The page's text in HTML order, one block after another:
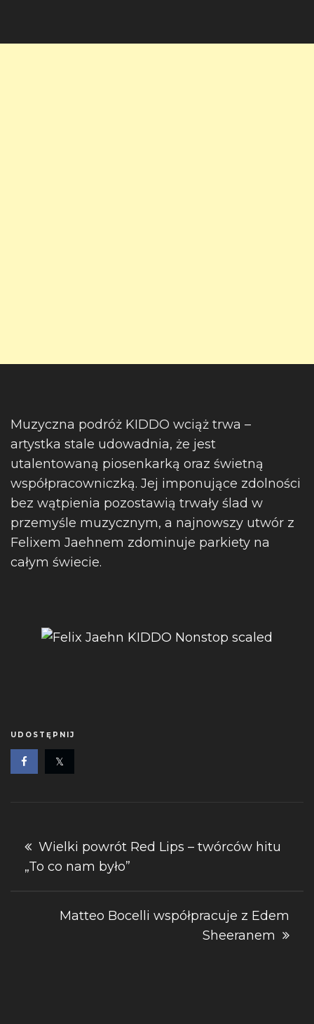
Muzyczna podróż KIDDO wciąż trwa –
artystka stale udowadnia, że jest
utalentowaną piosenkarką oraz świetną
współpracowniczką. Jej imponujące zdolności
bez wątpienia pozostawią trwały ślad w
przemyśle muzycznym, a najnowszy utwór z
Felixem Jaehnem zdominuje parkiety na
całym świecie.
UDOSTĘPNIJ
Nawigacja
wpisu
Wielki powrót Red Lips – twórców hitu
„To co nam było”
Matteo Bocelli współpracuje z Edem
Sheeranem